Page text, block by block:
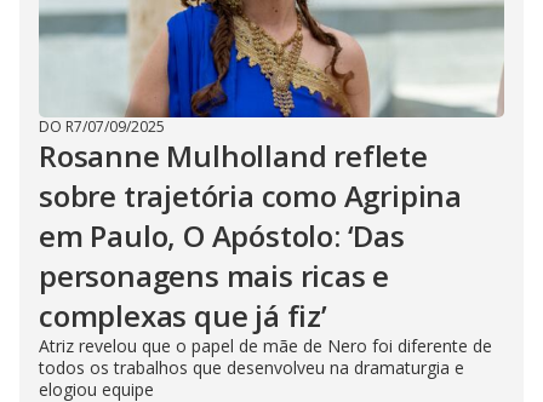
DO R7/07/09/2025
Rosanne Mulholland reflete
sobre trajetória como Agripina
em Paulo, O Apóstolo: ‘Das
personagens mais ricas e
complexas que já fiz’
Atriz revelou que o papel de mãe de Nero foi diferente de
todos os trabalhos que desenvolveu na dramaturgia e
elogiou equipe